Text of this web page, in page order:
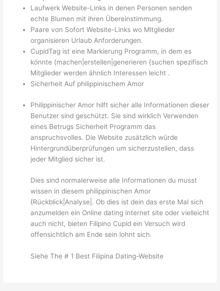
Laufwerk Website-Links in denen Personen senden
echte Blumen mit ihren Übereinstimmung.
Paare von Sofort Website-Links wo Mitglieder
organisieren Urlaub Anforderungen.
CupidTag ist eine Markierung Programm, in dem es
könnte {machen|erstellen|generieren {suchen spezifisch
Mitglieder werden ähnlich Interessen leicht .
Sicherheit Auf philippinischem Amor
Philippinischer Amor hilft sicher alle Informationen dieser
Benutzer sind geschützt. Sie sind wirklich Verwenden
eines Betrugs Sicherheit Programm das
anspruchsvolles. Die Website zusätzlich würde
Hintergrundüberprüfungen um sicherzustellen, dass
jeder Mitglied sicher ist.
Dies sind normalerweise alle Informationen du musst
wissen in diesem philippinischen Amor
{Rückblick|Analyse|. Ob dies ist dein das erste Mal sich
anzumelden ein Online dating internet site oder vielleicht
auch nicht, bieten Filipino Cupid ein Versuch wird
offensichtlich am Ende sein lohnt sich.
Siehe The # 1 Best Filipina Dating-Website